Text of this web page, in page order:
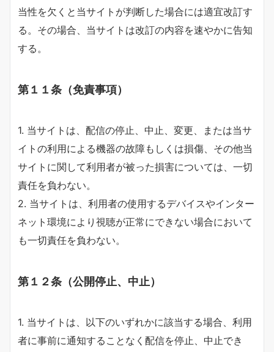
当性を欠くと当サイトが判断した場合には適宜改訂す
る。その場合、当サイトは改訂の内容を速やかに告知
する。
第１１条（免責事項）
1. 当サイトは、配信の停止、中止、変更、または当サ
イトの利用による機器の故障もしくは損傷、その他当
サイトに関して利用者が被った損害については、一切
責任を負わない。
2. 当サイトは、利用者の使用するデバイスやインター
ネット環境により視聴が正常にできない場合において
も一切責任を負わない。
第１２条（公開停止、中止）
1. 当サイトは、以下のいずれかに該当する場合、利用
者に事前に通知することなく配信を停止、中止でき